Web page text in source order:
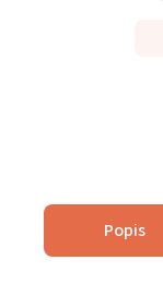
Popis